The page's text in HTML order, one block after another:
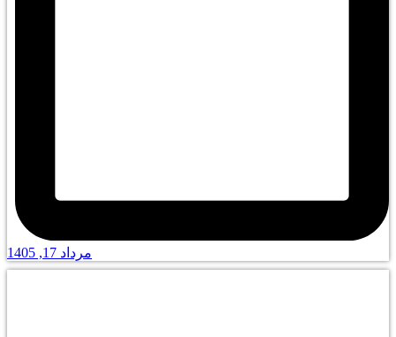
مرداد 17, 1405